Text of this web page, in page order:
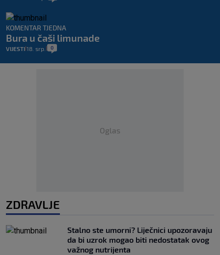
KOMENTAR TJEDNA
Bura u čaši limunade
VIJESTI 18. srp. 0
Oglas
ZDRAVLJE
Stalno ste umorni? Liječnici upozoravaju
da bi uzrok mogao biti nedostatak ovog
važnog nutrijenta